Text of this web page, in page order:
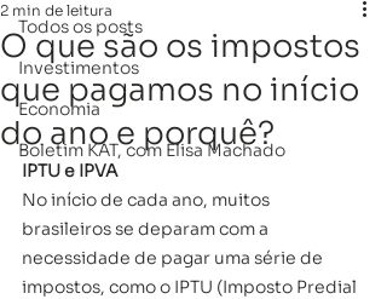
Todos os posts
Investimentos
Economia
Boletim KAT, com Elisa Machado
O que são os impostos
que pagamos no início
do ano e porquê?
2 min de leitura
IPTU e IPVA
No início de cada ano, muitos
brasileiros se deparam com a
necessidade de pagar uma série de
impostos, como o IPTU (Imposto Predial